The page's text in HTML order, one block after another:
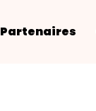
Partenaires